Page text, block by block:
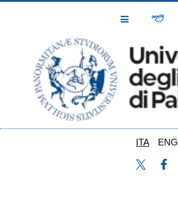
Toggle
ITA ENG